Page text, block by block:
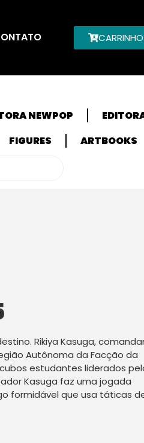
CARRINHO
NEWPOP
FIGURES ARTBOOKS
Rikiya Kasuga,
Autônoma da Facção da
estudantes liderados
Kasuga faz uma jogada
formidável que usa táticas